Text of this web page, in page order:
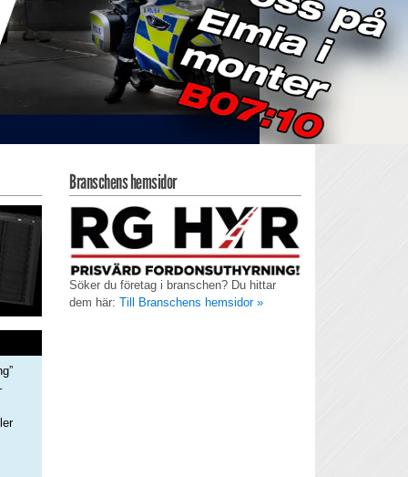
Branschens hemsidor
Söker du företag i branschen? Du hittar
dem här: Till Branschens hemsidor »